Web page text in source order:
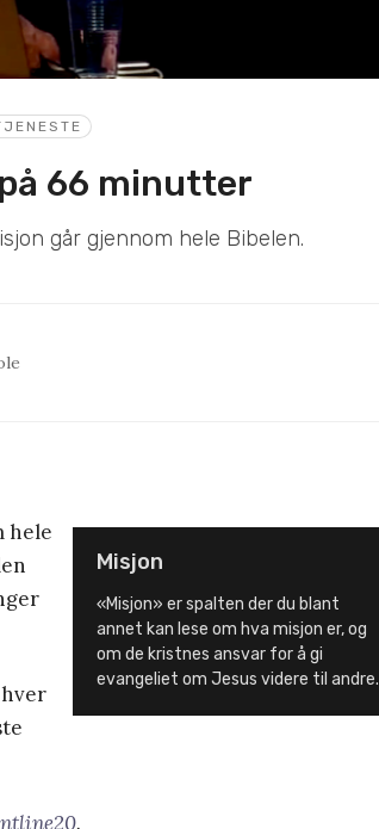
66 minutter
går gjennom hele Bibelen.
Misjon
«Misjon» er spalten der du blant
annet kan lese om hva misjon er, og
om de kristnes ansvar for å gi
evangeliet om Jesus videre til andre.
hele
.